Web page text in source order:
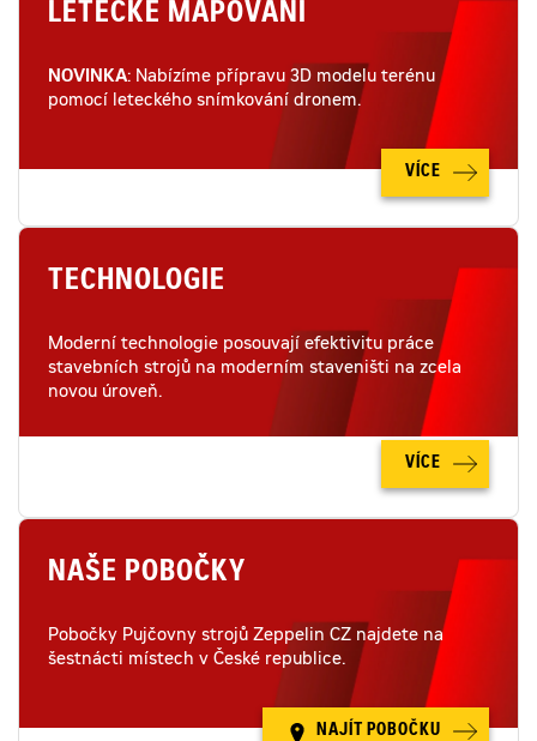
LETECKÉ MAPOVÁNÍ
NOVINKA: Nabízíme přípravu 3D modelu terénu
pomocí leteckého snímkování dronem.
VÍCE
TECHNOLOGIE
Moderní technologie posouvají efektivitu práce
stavebních strojů na moderním staveništi na zcela
novou úroveň.
VÍCE
NAŠE POBOČKY
Pobočky Pujčovny strojů Zeppelin CZ najdete na
šestnácti místech v České republice.
NAJÍT POBOČKU